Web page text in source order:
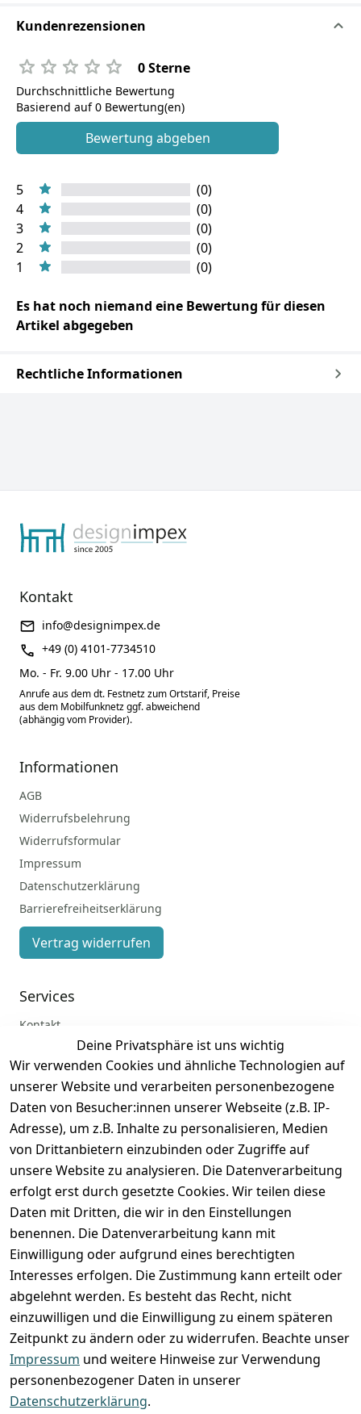
Kundenrezensionen
0 Sterne
Durchschnittliche Bewertung
Basierend auf 0 Bewertung(en)
Bewertung abgeben
5
(0)
4
(0)
3
(0)
2
(0)
1
(0)
Es hat noch niemand eine Bewertung für diesen
Artikel abgegeben
Rechtliche Informationen
Deine Privatsphäre ist uns wichtig
Wir verwenden Cookies und ähnliche Technologien auf
unserer Website und verarbeiten personenbezogene
Daten von Besucher:innen unserer Webseite (z.B. IP-
Adresse), um z.B. Inhalte zu personalisieren, Medien
von Drittanbietern einzubinden oder Zugriffe auf
unsere Website zu analysieren. Die Datenverarbeitung
erfolgt erst durch gesetzte Cookies. Wir teilen diese
Daten mit Dritten, die wir in den Einstellungen
benennen. Die Datenverarbeitung kann mit
Einwilligung oder aufgrund eines berechtigten
Interesses erfolgen. Die Zustimmung kann erteilt oder
abgelehnt werden. Es besteht das Recht, nicht
einzuwilligen und die Einwilligung zu einem späteren
Zeitpunkt zu ändern oder zu widerrufen. Beachte unser
Impressum und weitere Hinweise zur Verwendung
personenbezogener Daten in unserer
Datenschutzerklärung.
Kontakt
info@designimpex.de
+49 (0) 4101-7734510
Mo. - Fr. 9.00 Uhr - 17.00 Uhr
Anrufe aus dem dt. Festnetz zum Ortstarif, Preise
aus dem Mobilfunknetz ggf. abweichend
(abhängig vom Provider).
Informationen
AGB
Widerrufsbelehrung
Widerrufsformular
Impressum
Datenschutzerklärung
Barrierefreiheitserklärung
Vertrag widerrufen
Services
Kontakt
Registrieren
Zahlung und Versand
VORKASSE RECHNUNG